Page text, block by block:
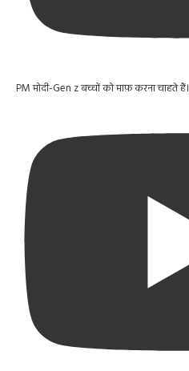
PM मोदी-Gen z बच्चों को माफ़ करना चाहते हैं।